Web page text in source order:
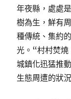
年夜縣，處處
樹為生，鮮有
種傳統、集約
光。“村村焚燒
城鎮化迅猛推
生態周遭的狀